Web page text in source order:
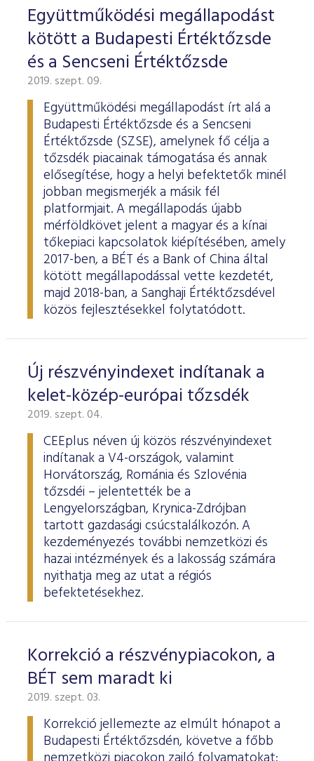
ESG Útmutató
Együttműködési megállapodást
kötött a Budapesti Értéktőzsde
és a Sencseni Értéktőzsde
2019. szept. 09.
Együttműködési megállapodást írt alá a
Budapesti Értéktőzsde és a Sencseni
Értéktőzsde (SZSE), amelynek fő célja a
tőzsdék piacainak támogatása és annak
elősegítése, hogy a helyi befektetők minél
jobban megismerjék a másik fél
platformjait. A megállapodás újabb
mérföldkövet jelent a magyar és a kínai
tőkepiaci kapcsolatok kiépítésében, amely
2017-ben, a BÉT és a Bank of China által
kötött megállapodással vette kezdetét,
majd 2018-ban, a Sanghaji Értéktőzsdével
közös fejlesztésekkel folytatódott.
Új részvényindexet indítanak a
kelet-közép-európai tőzsdék
2019. szept. 04.
CEEplus néven új közös részvényindexet
indítanak a V4-országok, valamint
Horvátország, Románia és Szlovénia
tőzsdéi – jelentették be a
Lengyelországban, Krynica-Zdrójban
tartott gazdasági csúcstalálkozón. A
kezdeményezés további nemzetközi és
hazai intézmények és a lakosság számára
nyithatja meg az utat a régiós
befektetésekhez.
Korrekció a részvénypiacokon, a
BÉT sem maradt ki
2019. szept. 03.
Korrekció jellemezte az elmúlt hónapot a
Budapesti Értéktőzsdén, követve a főbb